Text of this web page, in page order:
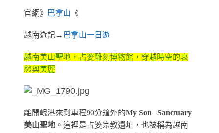
官網》 巴拿山 《
越南遊記→ 巴拿山一日遊
越南美山聖地，占婆雕刻博物館，穿越時空的哀
愁與美麗
離開峴港來到車程90分鐘外的My Son Sanctuary
美山聖地 。這裡是占婆宗教遺址，也被稱為越南